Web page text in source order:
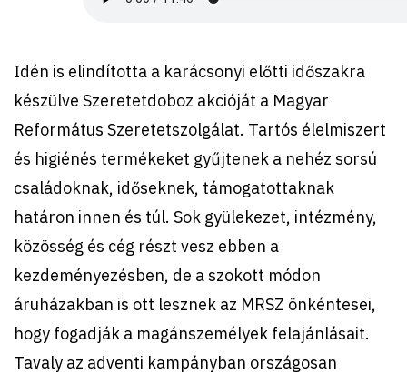
Idén is elindította a karácsonyi előtti időszakra
készülve Szeretetdoboz akcióját a Magyar
Református Szeretetszolgálat. Tartós élelmiszert
és higiénés termékeket gyűjtenek a nehéz sorsú
családoknak, időseknek, támogatottaknak
határon innen és túl. Sok gyülekezet, intézmény,
közösség és cég részt vesz ebben a
kezdeményezésben, de a szokott módon
áruházakban is ott lesznek az MRSZ önkéntesei,
hogy fogadják a magánszemélyek felajánlásait.
Tavaly az adventi kampányban országosan